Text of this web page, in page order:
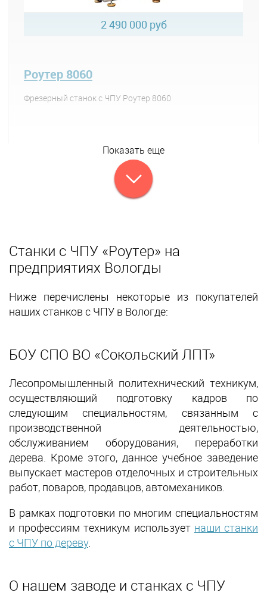
2 490 000 руб
Роутер 8060
Фрезерный станок с ЧПУ Роутер 8060
Показать еще
Станки с ЧПУ «Роутер» на
предприятиях Вологды
Ниже перечислены некоторые из покупателей
наших станков с ЧПУ в Вологде:
БОУ СПО ВО «Сокольский ЛПТ»
Лесопромышленный политехнический техникум,
осуществляющий подготовку кадров по
следующим специальностям, связанным с
производственной деятельностью,
обслуживанием оборудования, переработки
дерева. Кроме этого, данное учебное заведение
выпускает мастеров отделочных и строительных
работ, поваров, продавцов, автомехаников.
В рамках подготовки по многим специальностям
и профессиям техникум использует наши станки
с ЧПУ по дереву.
О нашем заводе и станках с ЧПУ